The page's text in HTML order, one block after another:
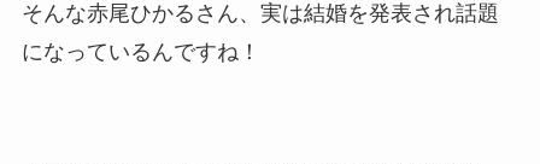
そんな赤尾ひかるさん、実は結婚を発表され話題
になっているんですね！